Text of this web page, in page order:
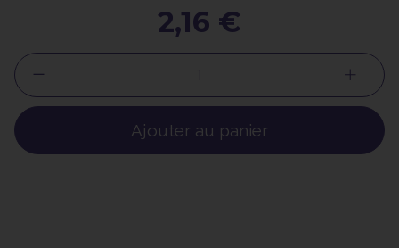
2,16 €
Ajouter au panier